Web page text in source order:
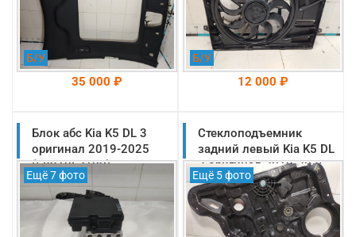
Б/У
35 000 ₽
На складе: Раменское
-->
Б/У
12 000 ₽
На складе: Раменское
-->
Блок абс Kia K5 DL 3
оригинал 2019-2025
(58910L2100)
Ещё 7 фото
Стеклоподъемник
задний левый Kia K5 DL
3 оригинал 2019-2025
(83471L2000)
Ещё 5 фото